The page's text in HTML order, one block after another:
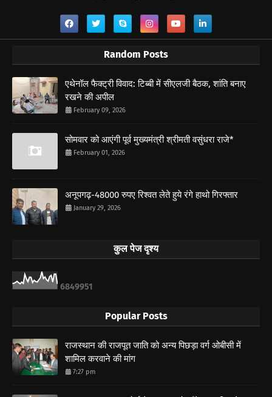
Random Posts
एथेनॉल फैक्ट्री विवाद: टिब्बी में सीएलजी बैठक, शांति बनाए
रखने की अपील
February 09, 2026
सोमवार को आएंगी पूर्व मुख्यमंत्री श्रीमती वसुंधरा राजे*
February 01, 2026
अनूपगढ़-48000 रुपए रिश्वत लेते हुये रंगे हाथो गिरफ्तार
January 29, 2026
कुल पेज दृश्य
6849951
Popular Posts
राजस्थान की राजपूत जाति को अन्य पिछड़ा वर्ग ओबीसी में
शामिल करवाने की मांग
7:27 pm